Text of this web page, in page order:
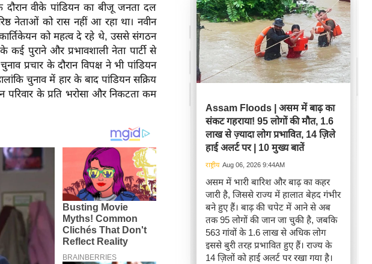
वीके पांडियन का बीजू जनता दल
नेताओं को रास नहीं आ रहा था। नवीन
को महत्व दे रहे थे, उससे संगठन
पुराने और प्रभावशाली नेता पार्टी से
प्रचार के दौरान विपक्ष ने भी पांडियन
चुनाव में हार के बाद पांडियन सक्रिय
के प्रति भरोसा और निकटता कम
Assam Floods | असम में बाढ़ का
संकट गहराया! 95 लोगों की मौत, 1.6
लाख से ज़्यादा लोग प्रभावित, 14 ज़िले
हाई अलर्ट पर | 10 मुख्य बातें
राष्ट्रीय Aug 06, 2026 9:44AM
असम में भारी बारिश और बाढ़ का कहर
जारी है, जिससे राज्य में हालात बेहद गंभीर
बने हुए हैं। बाढ़ की चपेट में आने से अब
तक 95 लोगों की जान जा चुकी है, जबकि
563 गांवों के 1.6 लाख से अधिक लोग
इससे बुरी तरह प्रभावित हुए हैं। राज्य के
14 ज़िलों को हाई अलर्ट पर रखा गया है।